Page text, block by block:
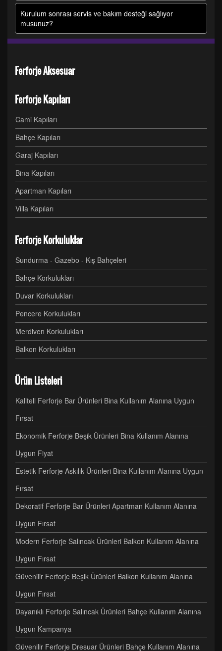
Kurulum sonrası servis ve bakım desteği sağlıyor
musunuz?
Ferforje Aksesuar
Ferforje Kapıları
Cami Kapıları
Bahçe Kapıları
Garaj Kapıları
Bina Kapıları
Apartman Kapıları
Villa Kapıları
Ferforje Korkuluklar
Sundurma - Gazebo - Kış Bahçeleri
Bahçe Korkulukları
Duvar Korkulukları
Pencere Korkulukları
Merdiven Korkulukları
Balkon Korkulukları
Ürün Listeleri
Kaliteli Ferforje Bar Ürünleri Bina Kullanım Alanına Uygun
Fırsat
Ekonomik Ferforje Beşik Ürünleri Bina Kullanım Alanına
Uygun Fiyat
Estetik Ferforje Askılık Ürünleri Bina Kullanım Alanına Uygun
Fırsat
Dekoratif Ferforje Bar Ürünleri Apartman Kullanım Alanına
Uygun Fırsat
Modern Ferforje Salıncak Ürünleri Balkon Kullanım Alanına
Uygun Fırsat
Güvenilir Ferforje Beşik Ürünleri Balkon Kullanım Alanına
Uygun Fırsat
Dayanıklı Ferforje Salıncak Ürünleri Bahçe Kullanım Alanına
Uygun Kampanya
Güvenilir Ferforje Dresuar Ürünleri Bahçe Kullanım Alanına